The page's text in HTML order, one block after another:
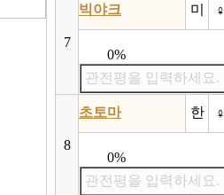
7
빅야크 미 ♀
0%
관전평을 입력하세요.
8
초토마 한 ♀
0%
관전평을 입력하세요.